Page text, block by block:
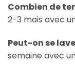
Combien de
2-3 mois avec
Peut-on se
semaine avec